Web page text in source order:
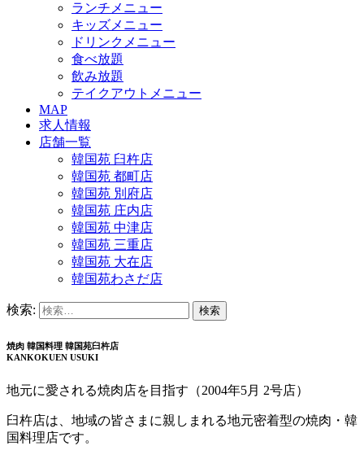
ランチメニュー
キッズメニュー
ドリンクメニュー
食べ放題
飲み放題
テイクアウトメニュー
MAP
求人情報
店舗一覧
韓国苑 臼杵店
韓国苑 都町店
韓国苑 別府店
韓国苑 庄内店
韓国苑 中津店
韓国苑 三重店
韓国苑 大在店
韓国苑わさだ店
検索:
焼肉 韓国料理 韓国苑臼杵店
KANKOKUEN USUKI
地元に愛される焼肉店を目指す（2004年5月 2号店）
臼杵店は、地域の皆さまに親しまれる地元密着型の焼肉・韓
国料理店です。